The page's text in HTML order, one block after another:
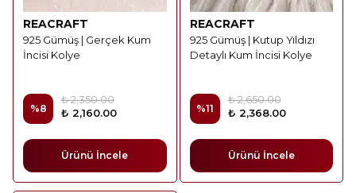
REACRAFT
925 Gümüş | Gerçek Kum
İncisi Kolye
%8
₺ 2,350.00
₺ 2,160.00
Ürünü İncele
REACRAFT
925 Gümüş | Kutup Yıldızı
Detaylı Kum İncisi Kolye
%11
₺ 2,650.00
₺ 2,368.00
Ürünü İncele